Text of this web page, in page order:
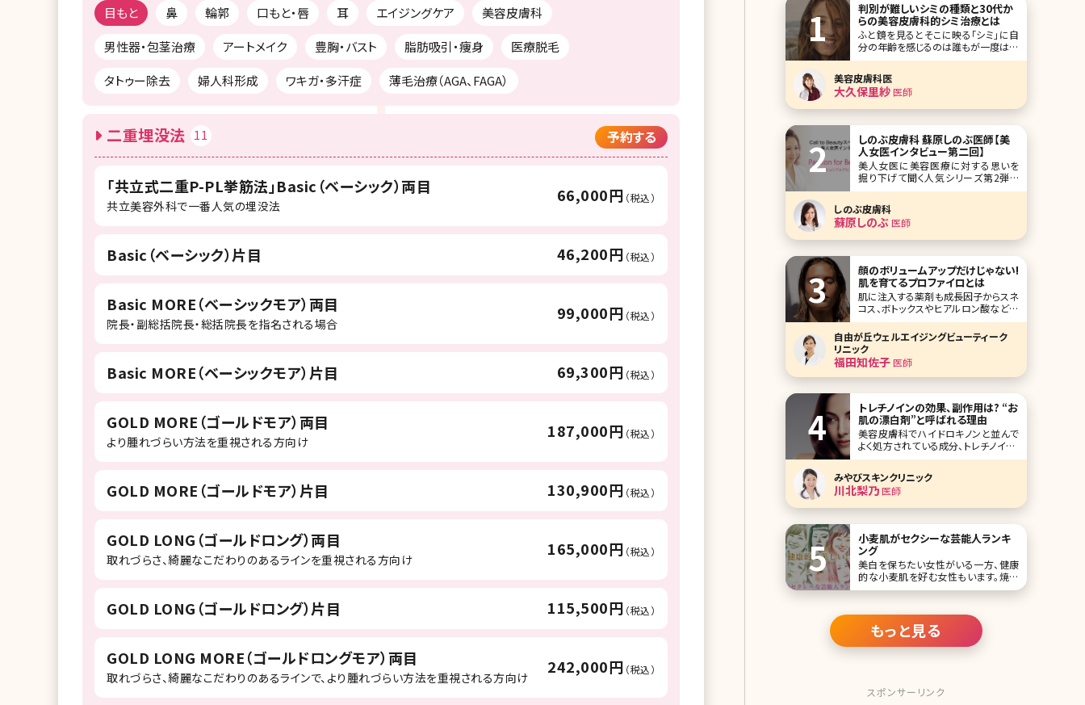
目もと 鼻 輪郭 口もと・唇 耳 エイジングケア
美容皮膚科
男性器・包茎治療
アートメイク 豊胸・バスト 脂肪吸引・痩身
医療脱毛
タトゥー除去
婦人科形成 ワキガ・多汗症 薄毛治療（AGA、FAGA）
二重埋没法 11 予約する
「共立式二重P-PL挙筋法」Basic（ベーシック）両目
共立美容外科で一番人気の埋没法
66,000円 （税込）
Basic（ベーシック）片目 46,200円 （税込）
Basic MORE（ベーシックモア）両目
院長・副総括院長・総括院長を指名される場合
99,000円 （税込）
Basic MORE（ベーシックモア）片目 69,300円 （税込）
GOLD MORE（ゴールドモア）両目
より腫れづらい方法を重視される方向け
187,000円 （税込）
GOLD MORE（ゴールドモア）片目 130,900円 （税込）
GOLD LONG（ゴールドロング）両目
取れづらさ、綺麗なこだわりのあるラインを重視される方向け
165,000円 （税込）
GOLD LONG（ゴールドロング）片目 115,500円 （税込）
GOLD LONG MORE（ゴールドロングモア）両目
取れづらさ、綺麗なこだわりのあるラインで、より腫れづらい方法を重視される方向け
242,000円 （税込）
判別が難しいシミの種類と30代か
らの美容皮膚科的シミ治療とは
ふと鏡を見るとそこに映る「シミ」に自
分の年齢を感じるのは誰もが一度は経
験することかと思います。シワやたるみ
より自分自身で1番気になるところは
シミだと言われています。シミがあるだ
けで隠すためにメイクの時間もかか
り、憂鬱な気持ちになった方も多いの
齢を感じるシミについ
美容皮膚科医
大久保里紗医師
しのぶ皮膚科 蘇原しのぶ医師【美
人女医インタビュー第二回】
美人女医に美容医療に対する思いを
掘り下げて聞く人気シリーズ第2弾で
す。今回は皮膚科ひと筋で、白斑専門の
皮膚科の副院長を経て、東京港区三田
（東京メトロ南北線、都営三田線白金高
輪駅）で皮膚科・美容皮膚科を開業さ
れたしのぶ皮膚科院長の皮膚科医、蘇
しのぶ皮膚科
蘇原しのぶ医師
顔のボリュームアップだけじゃない!
肌を育てるプロファイロとは
肌に注入する薬剤も成長因子からスネ
コス、ボトックスやヒアルロン酸など多
くの種類があります。ここ2〜3年みて
も、どんどん新しいものが出ており、プ
ルプル注射などユニークなネーミング
のものもあります。 エクソソームも最近
人気が出ている薬剤のひとつです。そん
な薬剤もひとつひとつ特徴がありお悩
みに合
自由が丘ウェルエイジングビューティーク
リニック
福田知佐子医師
トレチノインの効果、副作用は? “お
肌の漂白剤”と呼ばれる理由
美容皮膚科でハイドロキノンと並んで
よく処方されている成分、トレチノイン。
この2つの成分はシミや肝斑、ニキビ跡
み合わせです。ハイドロキノンは「肌の
漂白剤」とも呼ばれるほど美白効果が
高い成分として有名ですが、トレチノイ
ご存知でしょうか
みやびスキンクリニック
川北梨乃医師
小麦肌がセクシーな芸能人ランキ
ング
美白を保ちたい女性がいる一方、健康
的な小麦肌を好む女性もいます。焼け
た肌はヘルシーな印象を与えるだけで
クシーさを演出したりと、女性を美しく
見せてくれます。実は芸能界にも、小麦
肌美人がたくさん!ここでは、小麦肌が
セクシーな女性芸能人をお届けしま
もっと見る
スポンサーリンク